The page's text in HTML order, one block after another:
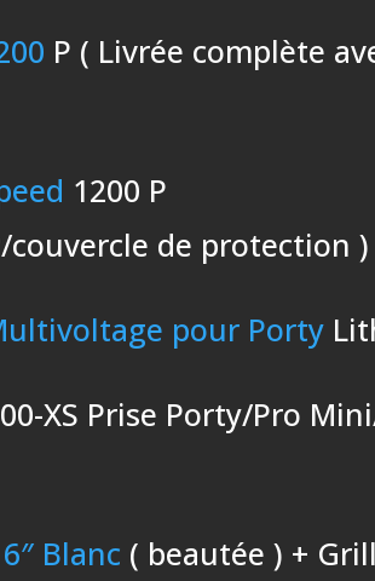
P ( Livrée complète
1200 P
couvercle de protection )
pour Porty
XS Prise Porty/Pro
Blanc ( beautée ) +